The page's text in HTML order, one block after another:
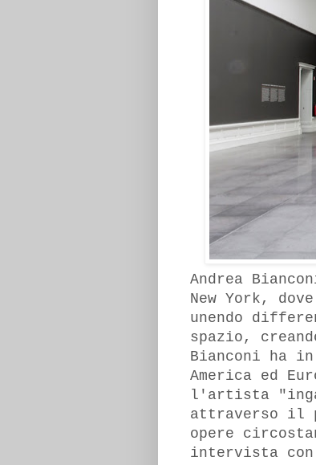
Andrea
New York,
unendo
spazio,
Bianconi ha
America ed
l'artista
attraverso il
opere
intervista con